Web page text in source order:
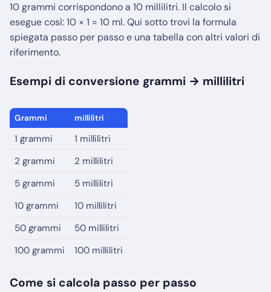
10 grammi corrispondono a 10 millilitri. Il calcolo si
esegue così: 10 × 1 = 10 ml. Qui sotto trovi la formula
spiegata passo per passo e una tabella con altri valori di
riferimento.
Esempi di conversione grammi → millilitri
Grammi millilitri
1 grammi
1 millilitri
2 grammi
2 millilitri
5 grammi
5 millilitri
10 grammi
10 millilitri
50 grammi
50 millilitri
100 grammi
100 millilitri
Come si calcola passo per passo